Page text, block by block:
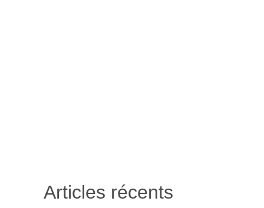
Articles récents